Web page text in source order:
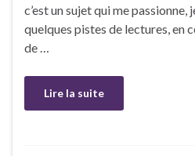
c’est un sujet qui me passionne,
quelques pistes de lectures, en
de …
Lire la suite